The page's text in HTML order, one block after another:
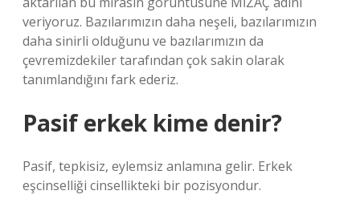
veriyoruz. Bazılarımızın daha neşeli, bazılarımızın
daha sinirli olduğunu ve bazılarımızın da
çevremizdekiler tarafından çok sakin olarak
tanımlandığını fark ederiz.
Pasif erkek kime denir?
Pasif, tepkisiz, eylemsiz anlamına gelir. Erkek
eşcinselliği cinsellikteki bir pozisyondur.